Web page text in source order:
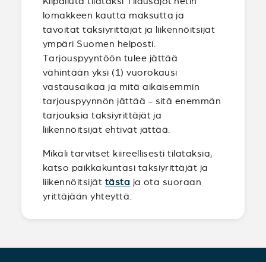
lomakkeen kautta maksutta ja
tavoitat taksiyrittäjät ja liikennöitsijät
ympäri Suomen helposti.
Tarjouspyyntöön tulee jättää
vähintään yksi (1) vuorokausi
vastausaikaa ja mitä aikaisemmin
tarjouspyynnön jättää - sitä enemmän
tarjouksia taksiyrittäjät ja
liikennöitsijät ehtivät jättää.
Mikäli tarvitset kiireellisesti tilataksia,
katso paikkakuntasi taksiyrittäjät ja
liikennöitsijät tästa ja ota suoraan
yrittäjään yhteyttä.